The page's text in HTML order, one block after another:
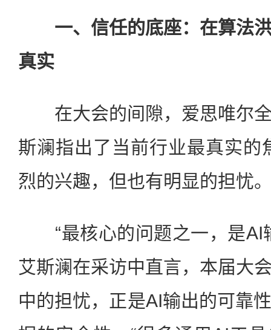
一、信任的底座：在算法
真实
在大会的间隙，爱思唯尔全
斯澜指出了当前行业最真实的
烈的兴趣，但也有明显的担忧
“最核心的问题之一，是AI
艾斯澜在采访中直言，本届大
中的担忧，正是AI输出的可靠